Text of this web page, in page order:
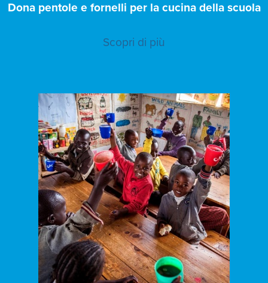
Dona pentole e fornelli per la cucina della scuola
Scopri di più